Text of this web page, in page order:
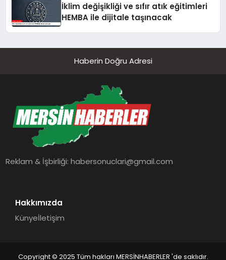
İklim değişikliği ve sıfır atık eğitimleri
HEMBA ile dijitale taşınacak
Haberin Doğru Adresi
Reklam & İşbirliği:habersonuclari@gmail.com
Hakkımızda
Künyeİletişim
Copyright © 2025 Tüm hakları MERSİNHABERLER 'de saklıdır.